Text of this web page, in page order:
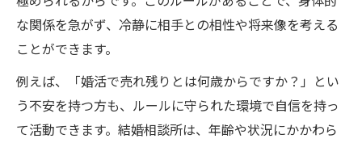
な関係を急がず、冷静に相手との相性や将来像を考える
ことができます。
例えば、「婚活で売れ残りとは何歳からですか？」とい
う不安を持つ方も、ルールに守られた環境で自信を持っ
て活動できます。結婚相談所は、年齢や状況にかかわら